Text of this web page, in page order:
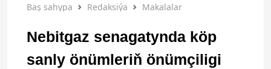
Baş sahypa Redaksiýa Makalalar
Nebitgaz senagatynda köp
sanly önümleriň önümçiligi